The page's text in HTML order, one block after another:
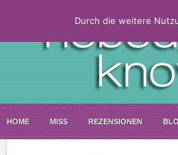
HOME MISS REZENSIONEN
Durch die weitere